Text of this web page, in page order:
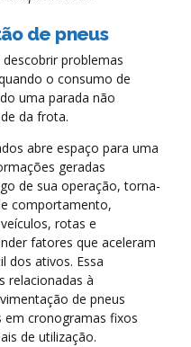
de pneus
problemas
o consumo de
uma parada não
da frota.
abre espaço para uma
geradas
de sua operação, torna-
comportamento,
rotas e
fatores que aceleram
dos ativos. Essa
relacionadas à
de pneus
em cronogramas fixos
de utilização.